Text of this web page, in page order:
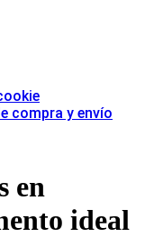
compra y envío
en
ideal